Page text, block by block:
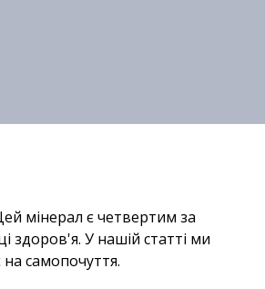
мінерал є четвертим за
здоров'я. У нашій статті ми
самопочуття.